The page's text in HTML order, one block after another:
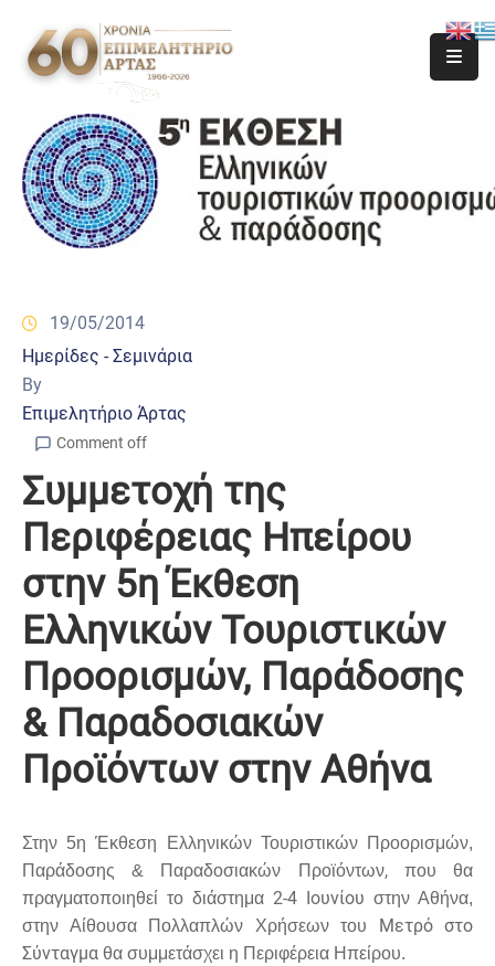
19/05/2014
Ημερίδες - Σεμινάρια
By
Επιμελητήριο Άρτας
Comment off
Συμμετοχή της
Περιφέρειας Ηπείρου
στην 5η Έκθεση
Ελληνικών Τουριστικών
Προορισμών, Παράδοσης
& Παραδοσιακών
Προϊόντων στην Αθήνα
Στην 5η Έκθεση Ελληνικών Τουριστικών Προορισμών,
Παράδοσης & Παραδοσιακών Προϊόντων,που θα
πραγματοποιηθεί το διάστημα 2-4 Ιουνίου στην Αθήνα,
στην Αίθουσα Πολλαπλών Χρήσεων του Μετρό στο
Σύνταγμα θα συμμετάσχει η Περιφέρεια Ηπείρου.